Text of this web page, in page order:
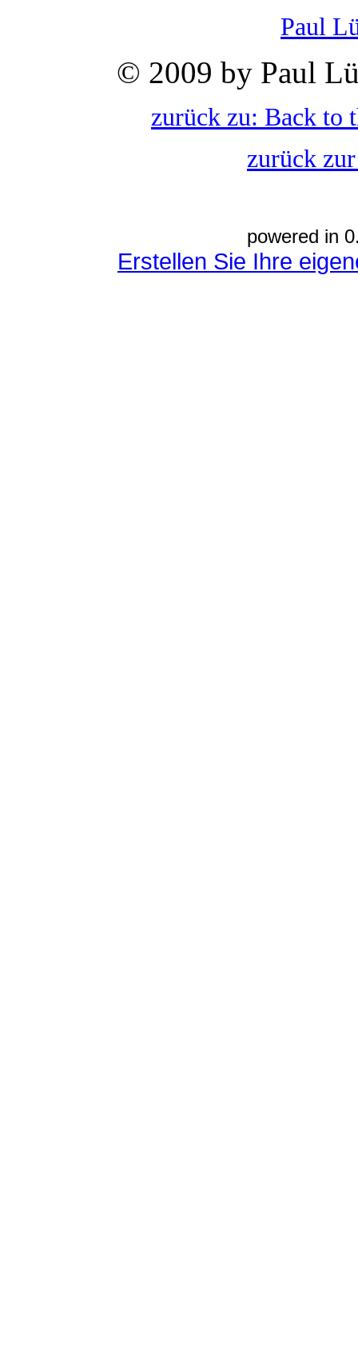
Paul
© 2009 by Paul
zurück zu: Back to
zurück
powered in
Erstellen Sie Ihre